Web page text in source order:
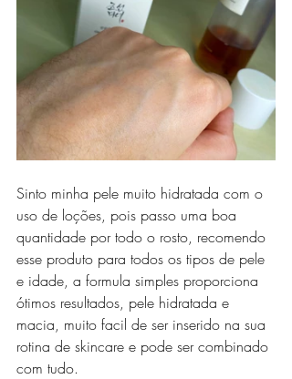
Sinto minha pele muito hidratada com o
uso de loções, pois passo uma boa
quantidade por todo o rosto, recomendo
esse produto para todos os tipos de pele
e idade, a formula simples proporciona
ótimos resultados, pele hidratada e
macia, muito facil de ser inserido na sua
rotina de skincare e pode ser combinado
com tudo.